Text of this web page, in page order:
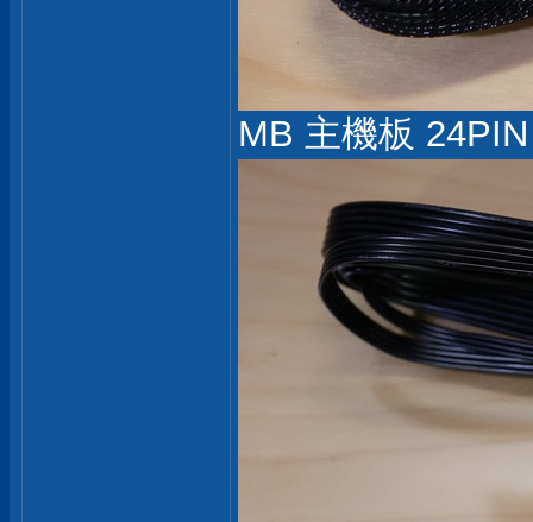
MB 主機板 24PIN